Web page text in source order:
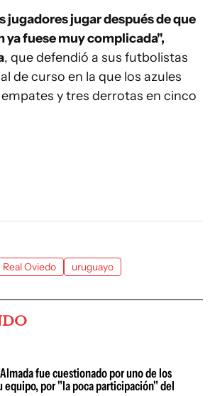
jugadores jugar después de que
fuese muy complicada",
, que defendió a sus futbolistas
de curso en la que los azules
y tres derrotas en cinco
Real Oviedo uruguayo
fue cuestionado por uno de los
equipo, por "la poca participación" del